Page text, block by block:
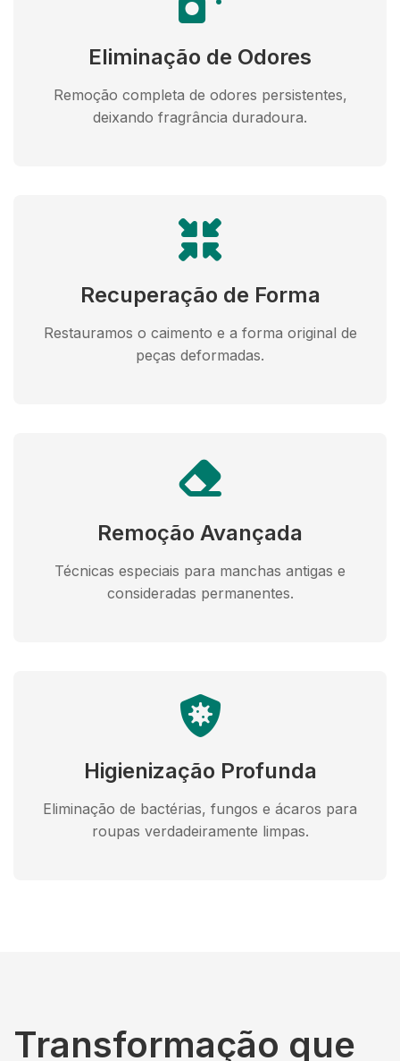
Eliminação de Odores
Remoção completa de odores persistentes,
deixando fragrância duradoura.
Recuperação de Forma
Restauramos o caimento e a forma original de
peças deformadas.
Remoção Avançada
Técnicas especiais para manchas antigas e
consideradas permanentes.
Higienização Profunda
Eliminação de bactérias, fungos e ácaros para
roupas verdadeiramente limpas.
Transformação que